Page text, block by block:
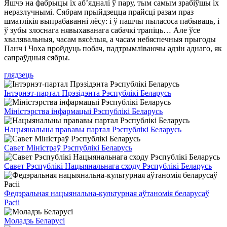
Яшчэ на фабрыцы іх аб’ядналі ў пару, тым самым зрабіўшы іх
неразлучнымі. Сябрам прыйдзецца прайсці разам праз
шматлікія выпрабаванні лёсу: і ў пашчы пыласоса пабываць, і
ў зубы злоснага нявыхаванага сабачкі трапіць… Але ўсе
хвалявальныя, часам вясёлыя, а часам небяспечныя прыгоды
Панч і Чоха пройдуць побач, падтрымліваючы адзін аднаго, як
сапраўдныя сябры.
глядзець
Інтэрнэт-партал Прэзідэнта Рэспублікі Беларусь
Міністэрства інфармацыі Рэспублікі Беларусь
Нацыянальны прававы партал Рэспублікі Беларусь
Савет Міністраў Рэспублікі Беларусь
Савет Рэспублікі Нацыянальнага сходу Рэспублікі Беларусь
Федэральная нацыянальна-культурная аўтаномія беларусаў
Расіі
Моладзь Беларусі